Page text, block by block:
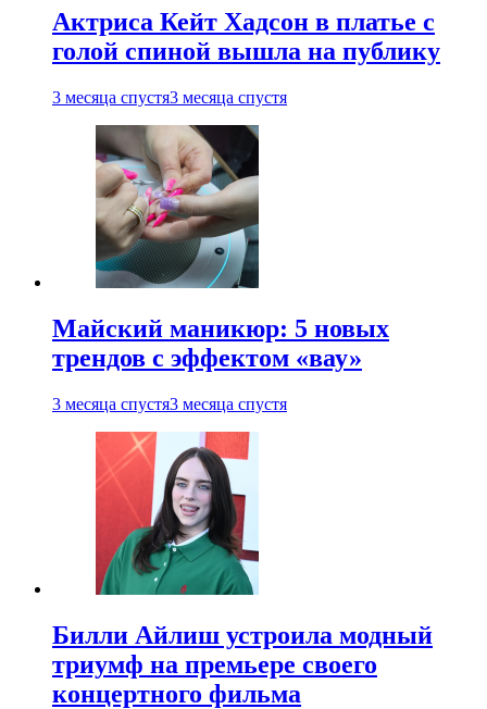
Актриса Кейт Хадсон в платье с
голой спиной вышла на публику
3 месяца спустя3 месяца спустя
Майский маникюр: 5 новых
трендов с эффектом «вау»
3 месяца спустя3 месяца спустя
Билли Айлиш устроила модный
триумф на премьере своего
концертного фильма